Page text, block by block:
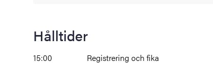
Hålltider
15:00 Registrering och fika